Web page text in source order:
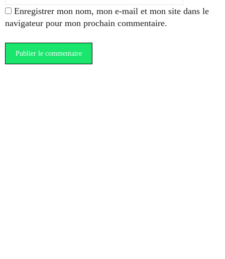
Enregistrer mon nom, mon e-mail et mon site dans le
navigateur pour mon prochain commentaire.